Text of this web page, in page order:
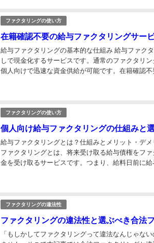
ファクタリングの使い方
在籍確認不要の給与ファクタリングサー
給与ファクタリングの基本的な仕組み 給与ファク
しで現金化するサービスです。通常のファクタリ
個人向けで迅速な資金供給が可能です。在籍確認
ファクタリングの使い方
個人向け給与ファクタリングの仕組みと
給与ファクタリングとは？仕組みとメリット・デ
ファクタリングとは、将来受け取る給与債権をフ
金を受け取るサービスです。つまり、給料日前に
ファクタリングの違法性
ファクタリングの違法性と選ぶべき合法
「もしかしてファクタリングって違法なんじゃな